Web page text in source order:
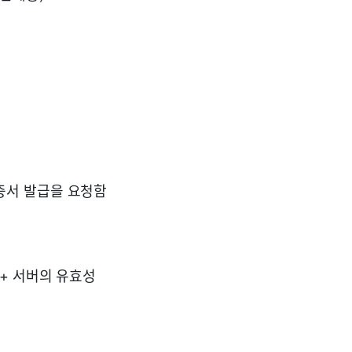
서 발급을 요청함
서버의 유효성